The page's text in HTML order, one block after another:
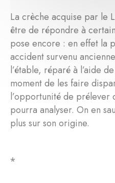
La crèche acquise par le
être de répondre à
pose encore : en effet la
accident survenu
l’étable, réparé à l’aide
moment de les faire
l’opportunité de prélever
pourra analyser. On en
plus sur son origine.
⁎